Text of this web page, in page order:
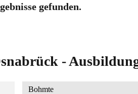
gefunden.
-
Bohmte